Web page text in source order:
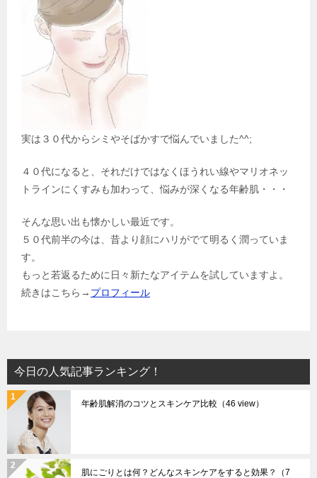
実は３０代からシミやそばかすで悩んでいました^^;
４０代になると、それだけではなくほうれい線やマリオネッ
トラインにくすみも加わって、悩みが深くなる年齢肌・・・
そんな思い出も懐かしい最近です。
５０代前半の今は、昔より顔にハリがでて明るく潤っていま
す。
もっと若返るために日々新たなアイテムを試していますよ。
続きはこちら→ プロフィール
今日の人気記事ランキング！
年齢肌解消のコツとスキンケア比較 （46 view）
肌にごりとは何？どんなスキンケアをすると効果？
（7